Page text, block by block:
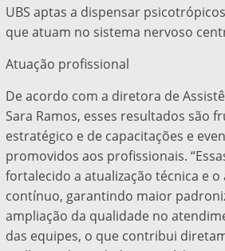
UBS aptas a dispensar
que atuam no sistema nervoso
Atuação profissional
De acordo com a diretora de
Sara Ramos, esses resultados são
estratégico e de capacitações e
promovidos aos profissionais.
fortalecido a atualização técnica e
contínuo, garantindo maior
ampliação da qualidade no
das equipes, o que contribui